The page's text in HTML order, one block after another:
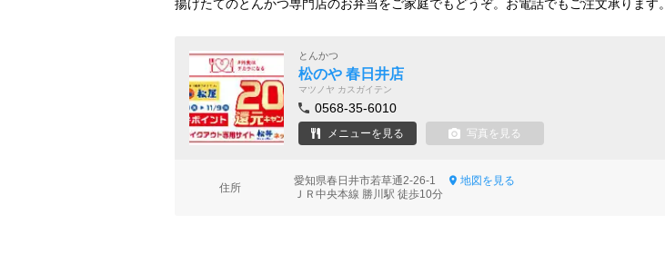
揚げたてのとんかつ専門店のお弁当をご家庭でもどうぞ。お電話でもご注文承ります。
とんかつ
松のや 春日井店
マツノヤ カスガイテン
0568-35-6010
メニューを見る 写真を見る
住所
愛知県春日井市若草通2-26-1
地図を見る
ＪＲ中央本線 勝川駅 徒歩10分